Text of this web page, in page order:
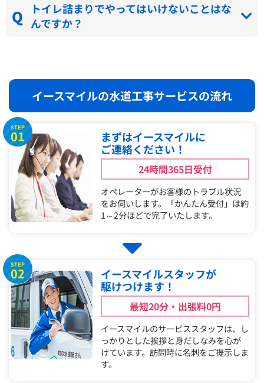
トイレ詰まりでやってはいけないことはな
んですか？
イースマイルの水道工事サービスの流れ
STEP
01
まずはイースマイルに
ご連絡ください！
24時間365日受付
オペレーターがお客様のトラブル状況
をお伺いします。「かんたん受付」は約
1～2分ほどで完了いたします。
STEP
02
イースマイルスタッフが
駆けつけます！
最短20分・出張料0円
イースマイルのサービススタッフは、し
っかりとした挨拶と身だしなみを心が
けています。訪問時に名刺をご提示しま
す。